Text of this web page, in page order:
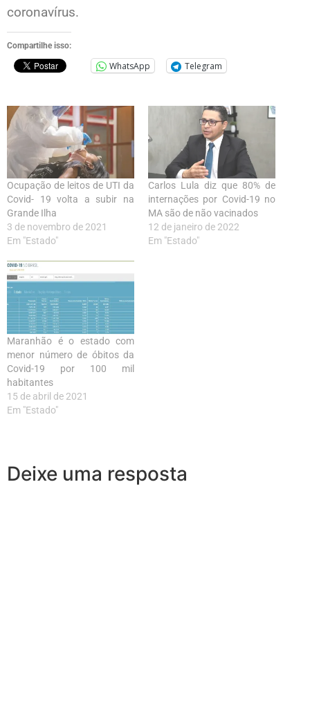
coronavírus.
Compartilhe isso:
WhatsApp Telegram
Ocupação de leitos de UTI da
Covid- 19 volta a subir na
Grande Ilha
3 de novembro de 2021
Em "Estado"
Carlos Lula diz que 80% de
internações por Covid-19 no
MA são de não vacinados
12 de janeiro de 2022
Em "Estado"
Maranhão é o estado com
menor número de óbitos da
Covid-19 por 100 mil
habitantes
15 de abril de 2021
Em "Estado"
Deixe uma resposta